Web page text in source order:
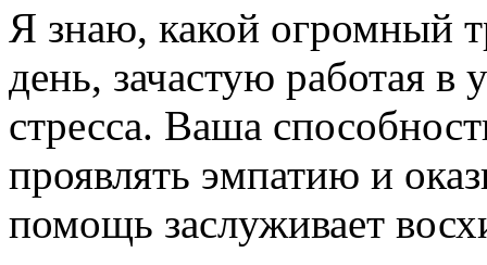
Я знаю, какой огромный
день, зачастую работая в
стресса. Ваша
проявлять эмпатию и
помощь заслуживает